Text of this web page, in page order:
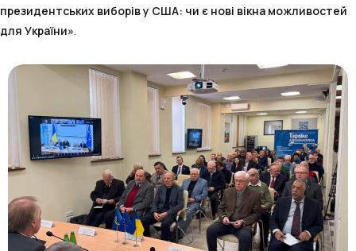
президентських виборів у США: чи є нові вікна можливостей
для України».